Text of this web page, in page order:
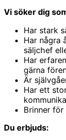
Vi söker dig
Har stark
Har några
säljchef
Har
gärna
Är
Har ett
Brinner
Du erbjuds: